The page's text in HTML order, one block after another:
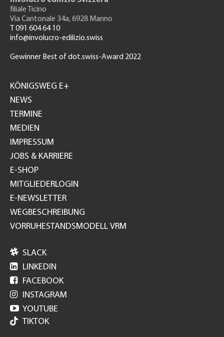
filiale Ticino
Via Cantonale 34a, 6928 Manno
T 091 604 64 10
info@involucro-edilizio.swiss
Gewinner Best of dot.swiss-Award 2022
GH
KÖNIGSWEG E+
NEWS
TERMINE
MEDIEN
IMPRESSUM
JOBS & KARRIERE
E-SHOP
MITGLIEDERLOGIN
E-NEWSLETTER
WEGBESCHREIBUNG
VORRUHESTANDSMODELL VRM
 SLACK
 LINKEDIN
 FACEBOOK
 INSTAGRAM
 YOUTUBE
TIKTOK